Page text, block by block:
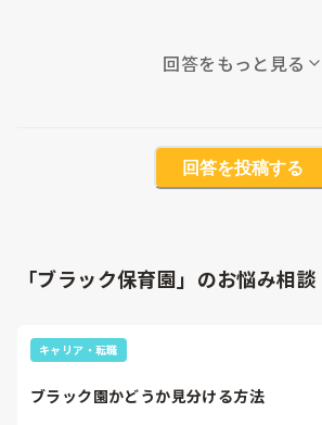
回答をもっと見る
回答を投稿する
「ブラック保育園」のお悩み相談
キャリア・転職
ブラック園かどうか見分ける方法